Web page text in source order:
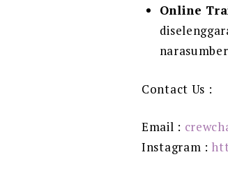
Online
Contact Us :
Email :
Instagram :